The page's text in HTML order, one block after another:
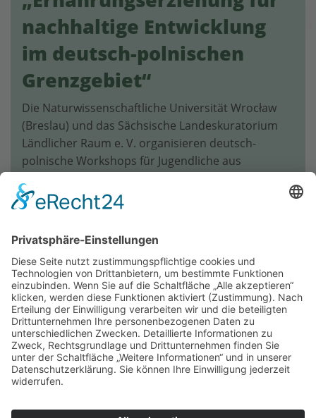
nachhaltige Entwicklung
im deutsch-polnischen
Grenzgebiet“
Die Natur­wissen­schaftliche Universität Wrocław
(Breslau) und das Sächsische Landeskuratorium
Ländlicher Raum e. V. organisieren deutsch-
polnische Workshops für Jugendliche aus
Weiterlesen …
Suchbegriff